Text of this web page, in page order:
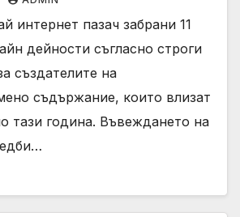
интернет пазач забрани 11
дейности съгласно строги
създателите на
съдържание, които влизат
тази година. Въвеждането на